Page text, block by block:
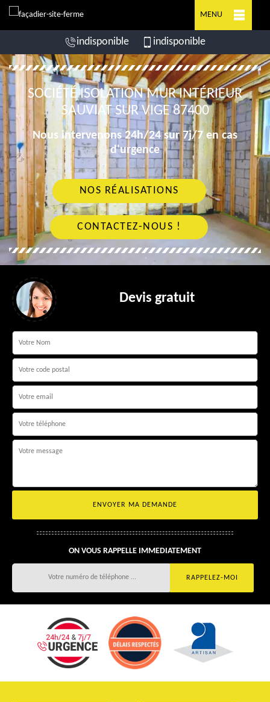
MENU
indisponible indisponible
SOCIÉTÉ ISOLATION MUR INTÉRIEUR
SAUVIAT SUR VIGE 87400
Nous intervenons 24h/24 sur 7j/7 en cas
d'urgence
NOS RÉALISATIONS
CONTACTEZ-NOUS !
Devis gratuit
ON VOUS RAPPELLE IMMEDIATEMENT